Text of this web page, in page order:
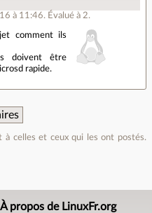
à 11:46. Évalué à 2.
comment ils
doivent être
rapide.
celles et ceux qui les ont postés.
À propos de LinuxFr.org